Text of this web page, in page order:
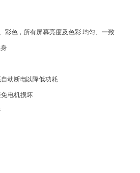
彩色，所有屏幕亮度及色彩 均匀、一致
自动断电以降低功耗
免电机损坏